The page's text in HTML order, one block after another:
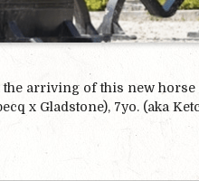
arriving of this new
x Gladstone), 7yo. (aka